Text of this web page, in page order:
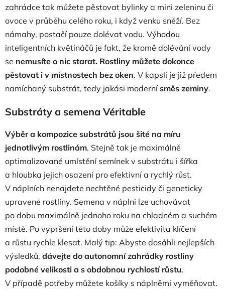
zahrádce tak můžete pěstovat bylinky a mini zeleninu či
ovoce v průběhu celého roku, i když venku sněží. Bez
námahy, postačí pouze dolévat vodu. Výhodou
inteligentních květináčů je fakt, že kromě dolévání vody
se nemusíte o nic starat. Rostliny můžete dokonce
pěstovat i v místnostech bez oken. V kapsli je již předem
namíchaný substrát, tedy jakási modernísměs zeminy.
Substráty a semena Véritable
Výběr a kompozice substrátů jsou šité na míru
jednotlivým rostlinám. Stejně tak je maximálně
optimalizované umístění semínek v substrátu i šířka
a hloubka jejich osazení pro efektivní a rychlý růst.
V náplních nenajdete nechtěné pesticidy či geneticky
upravené rostliny. Semena v náplni lze uchovávat
po dobu maximálně jednoho roku na chladném a suchém
místě. Po vypršení této doby může efektivita klíčení
a růstu rychle klesat. Malý tip: Abyste dosáhli nejlepších
výsledků, dávejte do autonomní zahrádky rostliny
podobné velikosti a s obdobnou rychlostí růstu.
V případě potřeby můžete košíky s náplněmi vyměňovat.